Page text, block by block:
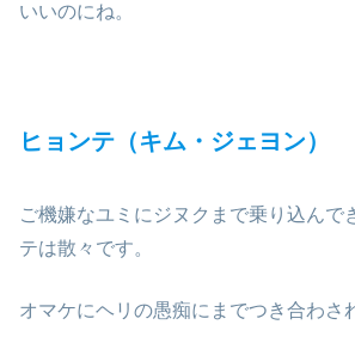
いいのにね。
ヒョンテ（キム・ジェヨン）
ご機嫌なユミにジヌクまで乗り込んで
テは散々です。
オマケにヘリの愚痴にまでつき合わさ